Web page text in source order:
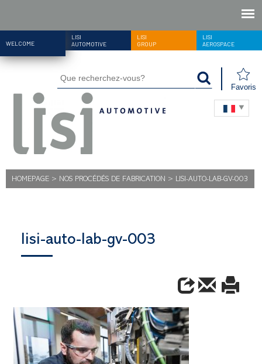
WELCOME
LISI
AUTOMOTIVE
LISI
GROUP
LISI
AEROSPACE
Favoris
HOMEPAGE > NOS PROCÉDÉS DE FABRICATION > LISI-AUTO-LAB-GV-003
lisi-auto-lab-gv-003